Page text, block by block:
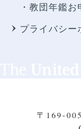
・教団年鑑お
プライバシー
〒169-